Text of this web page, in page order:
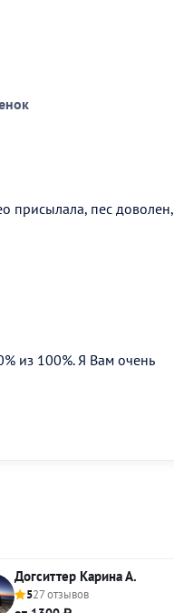
присылала, пес доволен,
из 100%. Я Вам очень
Догситтер Карина А.
527 отзывов